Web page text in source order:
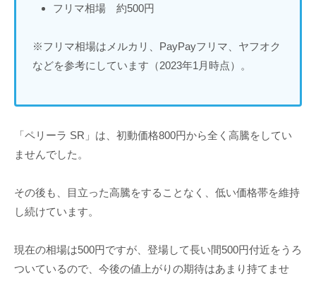
フリマ相場 約500円
※フリマ相場はメルカリ、PayPayフリマ、ヤフオク
などを参考にしています（2023年1月時点）。
「ペリーラ SR」は、初動価格800円から全く高騰をしてい
ませんでした。
その後も、目立った高騰をすることなく、低い価格帯を維持
し続けています。
現在の相場は500円ですが、登場して長い間500円付近をうろ
ついているので、今後の値上がりの期待はあまり持てませ